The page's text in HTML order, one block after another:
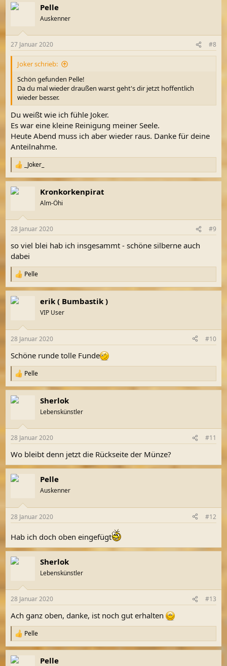
k
e
n
Pelle
Auskenner
27 Januar 2020 #8
Joker schrieb:
Schön gefunden Pelle!
Da du mal wieder draußen warst geht's dir jetzt hoffentlich
wieder besser.
Du weißt wie ich fühle Joker.
Es war eine kleine Reinigung meiner Seele.
Heute Abend muss ich aber wieder raus. Danke für deine
Anteilnahme.
R
e
a
k
e
:
_Joker_
Kronkorkenpirat
Alm-Öhi
28 Januar 2020 #9
so viel blei hab ich insgesammt - schöne silberne auch
dabei
R
e
a
k
e
:
Pelle
erik ( Bumbastik )
VIP User
28 Januar 2020 #10
Schöne runde tolle Funde
R
e
a
k
e
:
Pelle
Sherlok
Lebenskünstler
28 Januar 2020 #11
Wo bleibt denn jetzt die Rückseite der Münze?
Pelle
Auskenner
28 Januar 2020 #12
Hab ich doch oben eingefügt
Sherlok
Lebenskünstler
28 Januar 2020 #13
Ach ganz oben, danke, ist noch gut erhalten
R
e
a
k
Pelle
Pelle